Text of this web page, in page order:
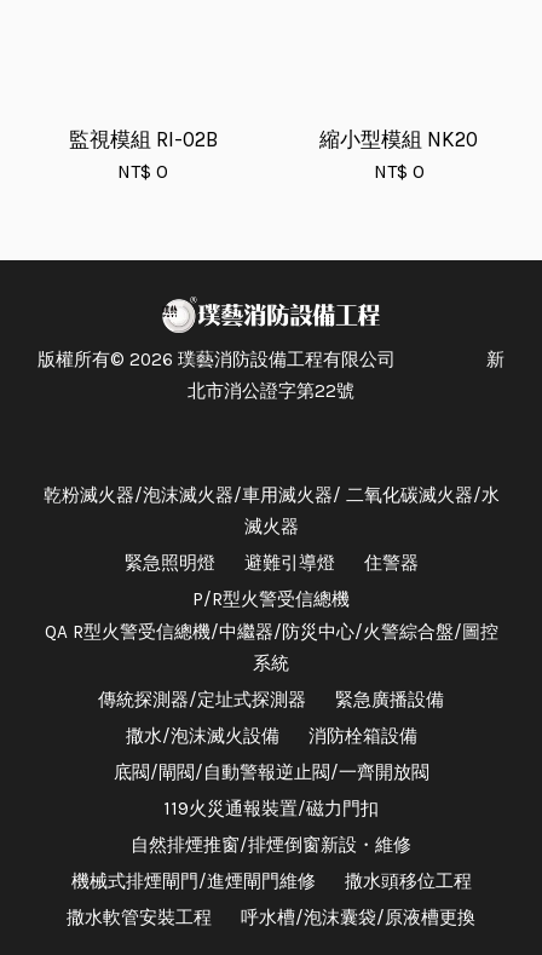
監視模組 RI-02B
NT$ 0
縮小型模組 NK20
NT$ 0
版權所有© 2026 璞藝消防設備工程有限公司 新
北市消公證字第22號
乾粉滅火器/泡沫滅火器/車用滅火器/ 二氧化碳滅火器/水
滅火器
緊急照明燈
避難引導燈
住警器
P/R型火警受信總機
QA R型火警受信總機/中繼器/防災中心/火警綜合盤/圖控
系統
傳統探測器/定址式探測器
緊急廣播設備
撒水/泡沫滅火設備
消防栓箱設備
底閥/閘閥/自動警報逆止閥/一齊開放閥
119火災通報裝置/磁力門扣
自然排煙推窗/排煙倒窗新設・維修
機械式排煙閘門/進煙閘門維修
撒水頭移位工程
撒水軟管安裝工程
呼水槽/泡沫囊袋/原液槽更換